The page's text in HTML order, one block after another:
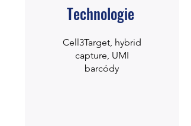
Technologie
Cell3Target, hybrid
capture, UMI
barcódy